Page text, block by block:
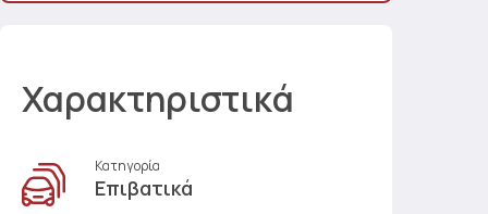
Χαρακτηριστικά
Κατηγορία
Επιβατικά